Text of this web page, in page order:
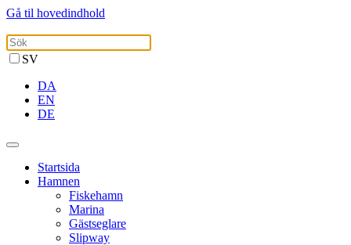
Gå til hovedindhold
SV
DA
EN
DE
Startsida
Hamnen
Fiskehamn
Marina
Gästseglare
Slipway